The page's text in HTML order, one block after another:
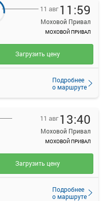
11 авг 11:59
Моховой Привал
МОХОВОЙ ПРИВАЛ
Подробнее
о маршруте
Загрузить цену
11 авг 13:40
Моховой Привал
МОХОВОЙ ПРИВАЛ
Подробнее
о маршруте
Загрузить цену